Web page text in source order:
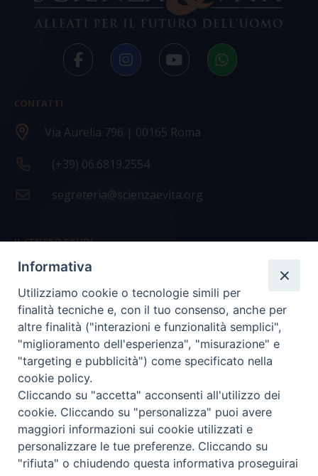
CONTATTI
Via Aurelia 796 | 00165 Roma
(+39) 06.6819.2554
segreteria@scienzaevita.org
IL CENTRO STUDI
La nostra storia
Statuto
Presidenza e ufficio presidenza
Consiglio scientifico
Coordinamento nazionale
COPYRIGHT Scienza & Vita - C.F96600690588- Tutti i
Informativa
Utilizziamo cookie o tecnologie simili per
finalità tecniche e, con il tuo consenso, anche per
altre finalità ("interazioni e funzionalità semplici",
"miglioramento dell'esperienza", "misurazione" e
"targeting e pubblicità") come specificato nella
cookie policy.
Cliccando su "accetta" acconsenti all'utilizzo dei
cookie. Cliccando su "personalizza" puoi avere
maggiori informazioni sui cookie utilizzati e
personalizzare le tue preferenze. Cliccando su
"rifiuta" o chiudendo questa informativa proseguirai